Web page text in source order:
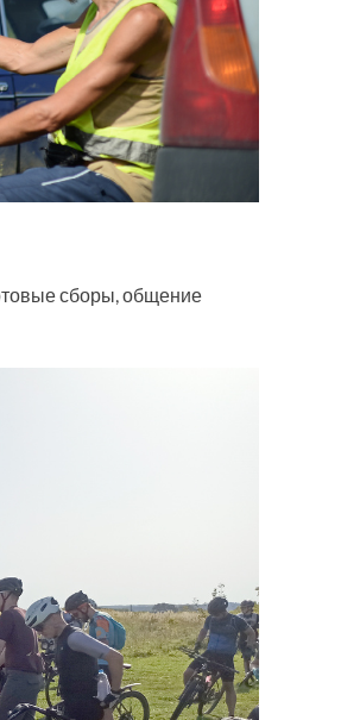
сборы, общение